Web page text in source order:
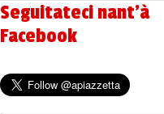
Seguitateci nant'à
Facebook